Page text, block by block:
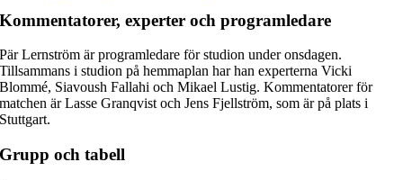
Kommentatorer, experter och programledare
Pär Lernström är programledare för studion under onsdagen.
Tillsammans i studion på hemmaplan har han experterna Vicki
Blommé, Siavoush Fallahi och Mikael Lustig. Kommentatorer för
matchen är Lasse Granqvist och Jens Fjellström, som är på plats i
Stuttgart.
Grupp och tabell